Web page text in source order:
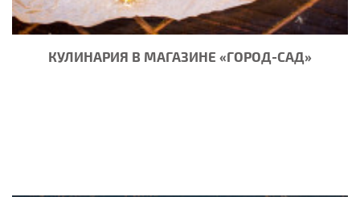
КУЛИНАРИЯ В МАГАЗИНЕ «ГОРОД-САД»